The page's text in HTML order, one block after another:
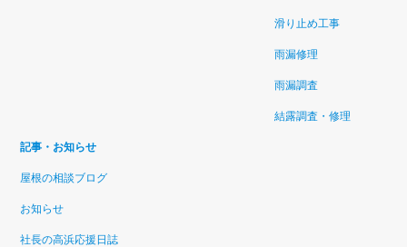
滑り止め工事
雨漏修理
雨漏調査
結露調査・修理
記事・お知らせ
屋根の相談ブログ
お知らせ
社長の高浜応援日誌